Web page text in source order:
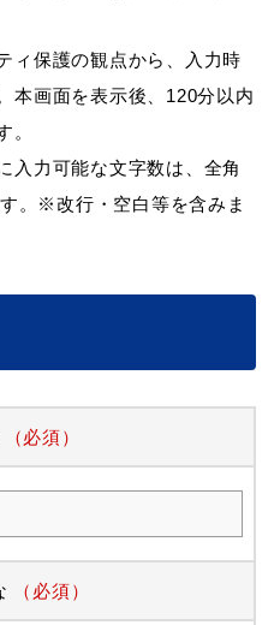
ィ保護の観点から、入力時
本画面を表示後、120分以内
。
入力可能な文字数は、全角
。※改行・空白等を含みま
（必須）
（必須）